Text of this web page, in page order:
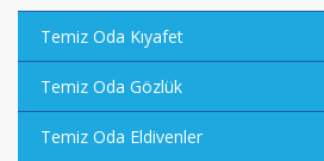
Temiz Oda Kıyafet
Temiz Oda Gözlük
Temiz Oda Eldivenler